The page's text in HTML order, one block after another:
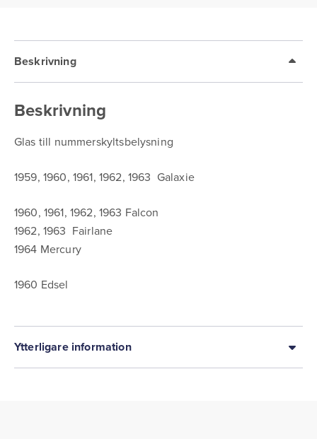
Beskrivning
Beskrivning
Glas till nummerskyltsbelysning
1959, 1960, 1961, 1962, 1963 Galaxie
1960, 1961, 1962, 1963 Falcon
1962, 1963 Fairlane
1964 Mercury
1960 Edsel
Ytterligare information